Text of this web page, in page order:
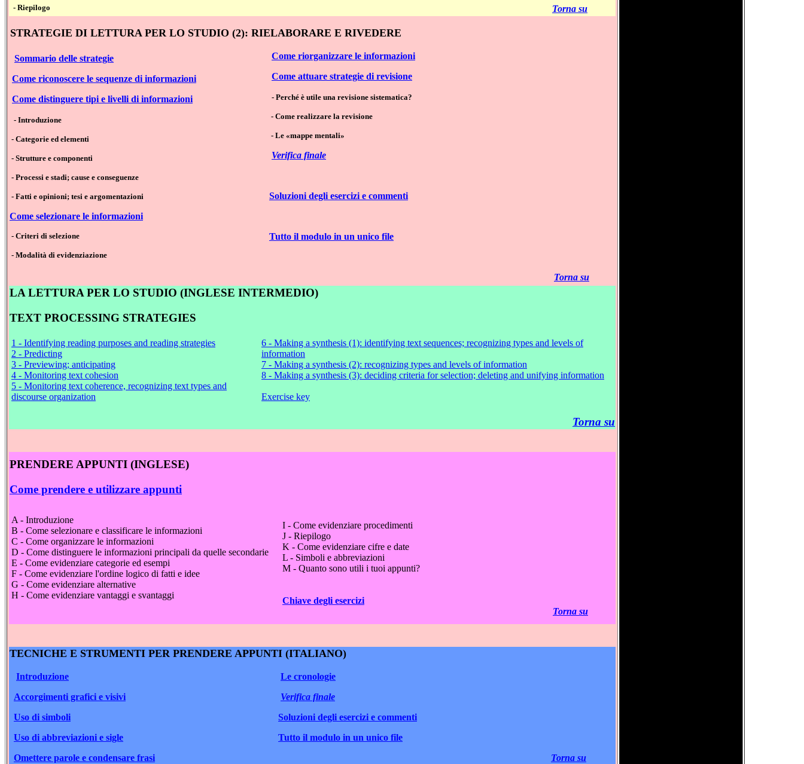
- Riepilogo
Torna su
STRATEGIE DI LETTURA PER LO STUDIO (2): RIELABORARE E RIVEDERE
Sommario delle strategie
Come riconoscere le sequenze di informazioni
Come distinguere tipi e livelli di informazioni
- Introduzione
- Categorie ed elementi
- Strutture e componenti
- Processi e stadi; cause e conseguenze
- Fatti e opinioni; tesi e argomentazioni
Come selezionare le informazioni
- Criteri di selezione
- Modalità di evidenziazione
Come riorganizzare le informazioni
Come attuare strategie di revisione
- Perché è utile una revisione sistematica?
- Come realizzare la revisione
- Le «mappe mentali»
Verifica finale
Soluzioni degli esercizi e commenti
Tutto il modulo in un unico file
Torna su
LA LETTURA PER LO STUDIO (INGLESE INTERMEDIO)
TEXT PROCESSING STRATEGIES
1 - Identifying reading purposes and reading strategies
2 - Predicting
3 - Previewing; anticipating
4 - Monitoring text cohesion
5 - Monitoring text coherence, recognizing text types and
discourse organization
6 - Making a synthesis (1): identifying text sequences; recognizing types and levels of
information
7 - Making a synthesis (2): recognizing types and levels of information
8 - Making a synthesis (3): deciding criteria for selection; deleting and unifying information
Exercise key
Torna su
PRENDERE APPUNTI (INGLESE)
Come prendere e utilizzare appunti
A - Introduzione
B - Come selezionare e classificare le informazioni
C - Come organizzare le informazioni
D - Come distinguere le informazioni principali da quelle secondarie
E - Come evidenziare categorie ed esempi
F - Come evidenziare l'ordine logico di fatti e idee
G - Come evidenziare alternative
H - Come evidenziare vantaggi e svantaggi
I - Come evidenziare procedimenti
J - Riepilogo
K - Come evidenziare cifre e date
L - Simboli e abbreviazioni
M - Quanto sono utili i tuoi appunti?
Chiave degli esercizi
Torna su
TECNICHE E STRUMENTI PER PRENDERE APPUNTI (ITALIANO)
Introduzione
Accorgimenti grafici e visivi
Uso di simboli
Uso di abbreviazioni e sigle
Omettere parole e condensare frasi
Le cronologie
Verifica finale
Soluzioni degli esercizi e commenti
Tutto il modulo in un unico file
Torna su